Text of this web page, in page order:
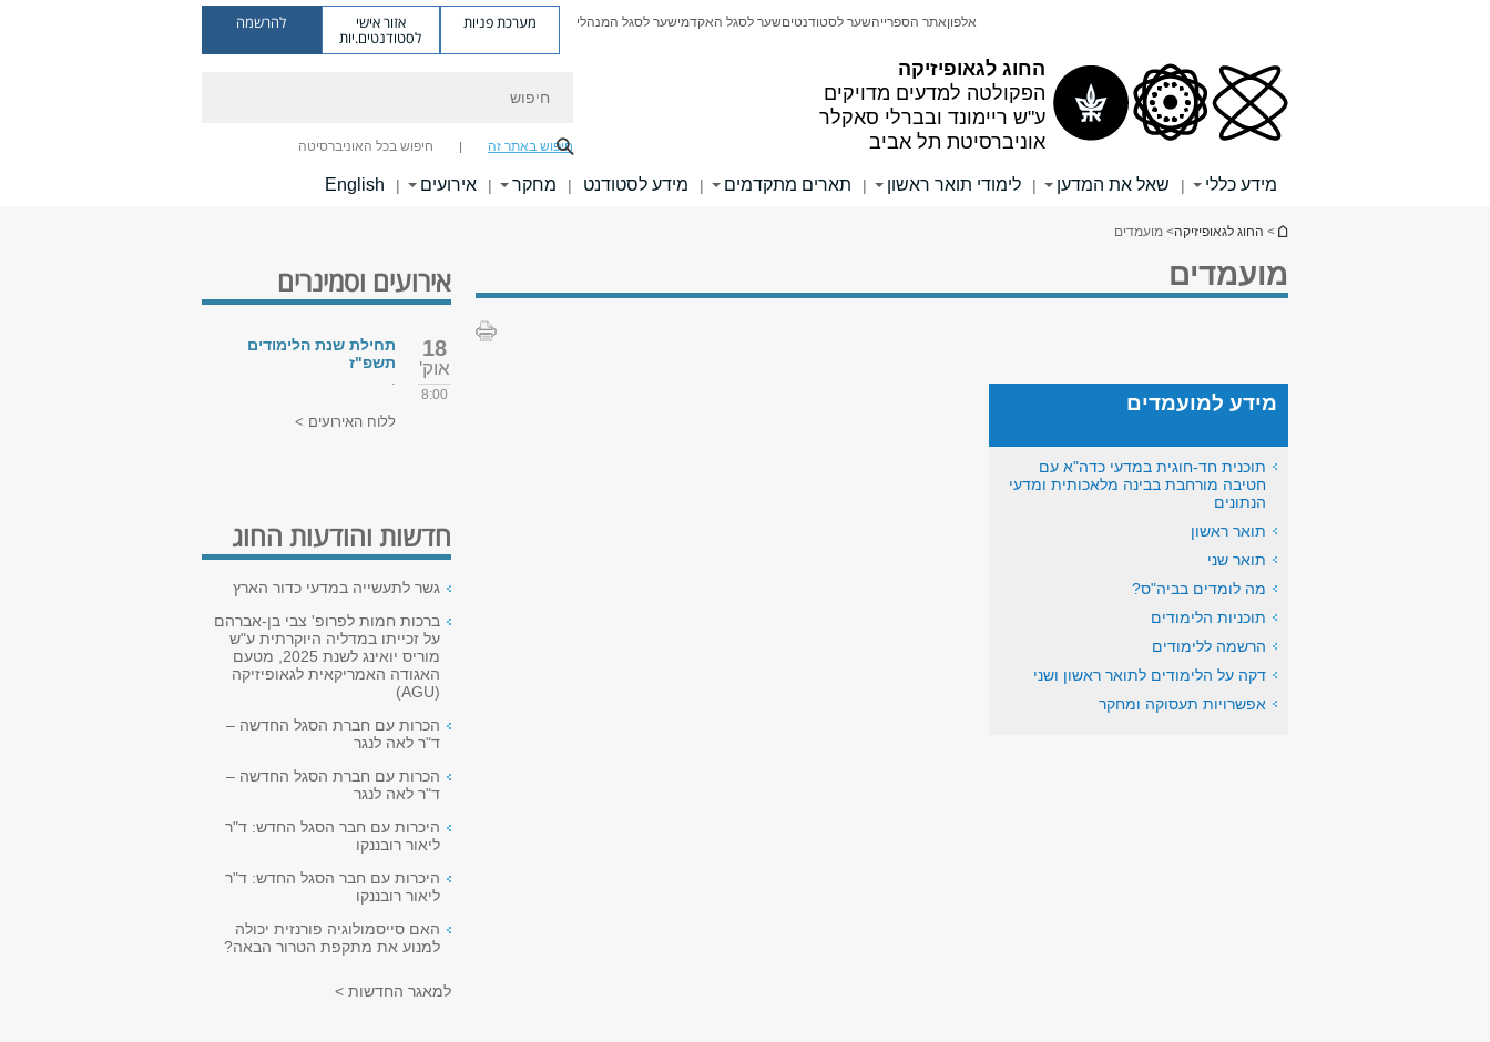
החוג לגאופיזיקה
הפקולטה למדעים מדויקים
ע"ש ריימונד ובברלי סאקלר
אוניברסיטת תל אביב
אלפוןאתר הספרייהשער לסטודנטיםשער לסגל האקדמישער לסגל המנהלי מערכת פניות אזור אישי
לסטודנטים.יות
להרשמה
חיפוש באתר זה חיפוש בכל האוניברסיטה
מידע כללי | שאל את המדען | לימודי תואר ראשון | תארים מתקדמים | מידע לסטודנט | מחקר | אירועים |
English
הינך נמצא כאן
> החוג לגאופיזיקה> מועמדים
מועמדים
מידע למועמדים
תוכנית חד-חוגית במדעי כדה"א עם
חטיבה מורחבת בבינה מלאכותית ומדעי
הנתונים
תואר ראשון
תואר שני
מה לומדים בביה"ס?
תוכניות הלימודים
הרשמה ללימודים
דקה על הלימודים לתואר ראשון ושני
אפשרויות תעסוקה ומחקר
אירועים וסמינרים
18
אוק'
8:00
תחילת שנת הלימודים
תשפ"ז
.
ללוח האירועים >
חדשות והודעות החוג
גשר לתעשייה במדעי כדור הארץ
ברכות חמות לפרופ' צבי בן-אברהם
על זכייתו במדליה היוקרתית ע"ש
מוריס יואינג לשנת 2025, מטעם
האגודה האמריקאית לגאופיזיקה
(AGU)
הכרות עם חברת הסגל החדשה –
ד"ר לאה לנגר
הכרות עם חברת הסגל החדשה –
ד"ר לאה לנגר
היכרות עם חבר הסגל החדש: ד"ר
ליאור רובננקו
היכרות עם חבר הסגל החדש: ד"ר
ליאור רובננקו
האם סייסמולוגיה פורנזית יכולה
למנוע את מתקפת הטרור הבאה?
למאגר החדשות >